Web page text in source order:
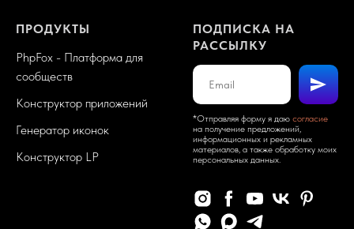
ПРОДУКТЫ
PhpFox - Платформа для
сообществ
Конструктор приложений
Генератор иконок
Конструктор LP
ПОДПИСКА НА
РАССЫЛКУ
*Отправляя форму я даю согласие
на получение предложений,
информационных и рекламных
материалов, а также обработку моих
персональных данных.